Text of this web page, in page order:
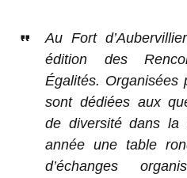
Au Fort
édition des
Égalités. Organisées
sont dédiées aux
de diversité dans la
année une table
d’échanges